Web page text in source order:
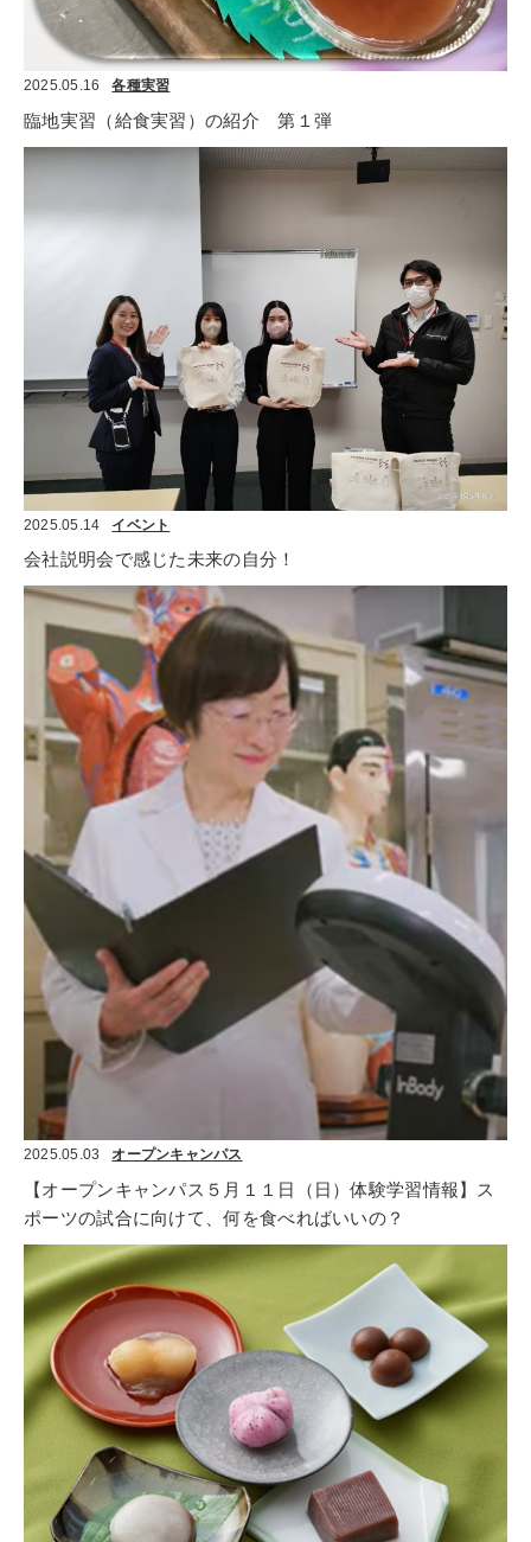
2025.05.16 各種実習
臨地実習（給食実習）の紹介　第１弾
2025.05.14 イベント
会社説明会で感じた未来の自分！
2025.05.03 オープンキャンパス
【オープンキャンパス５月１１日（日）体験学習情報】ス
ポーツの試合に向けて、何を食べればいいの？